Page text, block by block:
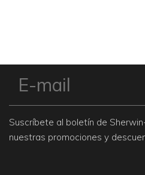
Suscríbete al boletín de
nuestras promociones y